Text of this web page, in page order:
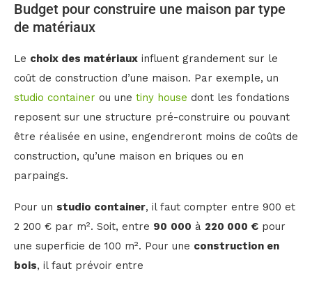
Budget pour construire une maison par type
de matériaux
Le choix des matériaux influent grandement sur le
coût de construction d’une maison. Par exemple, un
studio container ou une tiny house dont les fondations
reposent sur une structure pré-construire ou pouvant
être réalisée en usine, engendreront moins de coûts de
construction, qu’une maison en briques ou en
parpaings.
Pour un studio container, il faut compter entre 900 et
2 200 € par m². Soit, entre 90 000 à 220 000 € pour
une superficie de 100 m². Pour une construction en
bois, il faut prévoir entre